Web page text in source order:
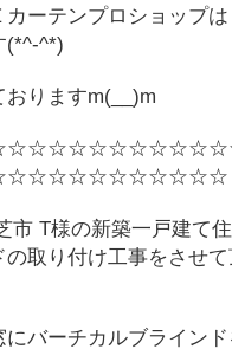
カーテンプロショップ
(*^-^*)
おりますm(__)m
市 T様の新築一戸建て
の取り付け工事をさせ
バーチカルブライン